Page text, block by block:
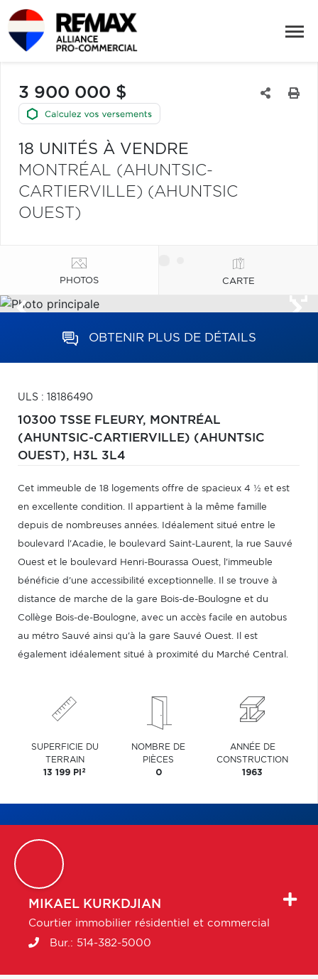
3 900 000 $
18 UNITÉS À VENDRE
MONTRÉAL (AHUNTSIC-
CARTIERVILLE) (AHUNTSIC
OUEST)
PHOTOS CARTE
OBTENIR PLUS DE DÉTAILS
ULS : 18186490
10300 TSSE FLEURY, MONTRÉAL
(AHUNTSIC-CARTIERVILLE) (AHUNTSIC
OUEST), H3L 3L4
Cet immeuble de 18 logements offre de spacieux 4 ½ et est
en excellente condition. Il appartient à la même famille
depuis de nombreuses années. Idéalement situé entre le
boulevard l'Acadie, le boulevard Saint-Laurent, la rue Sauvé
Ouest et le boulevard Henri-Bourassa Ouest, l'immeuble
bénéficie d'une accessibilité exceptionnelle. Il se trouve à
distance de marche de la gare Bois-de-Boulogne et du
Collège Bois-de-Boulogne, avec un accès facile en autobus
au métro Sauvé ainsi qu'à la gare Sauvé Ouest. Il est
également idéalement situé à proximité du Marché Central.
SUPERFICIE DU
TERRAIN
13 199 PI 2
NOMBRE DE
PIÈCES
0
ANNÉE DE
CONSTRUCTION
1963
MIKAEL KURKDJIAN
Courtier immobilier résidentiel et commercial
Bur.: 514-382-5000